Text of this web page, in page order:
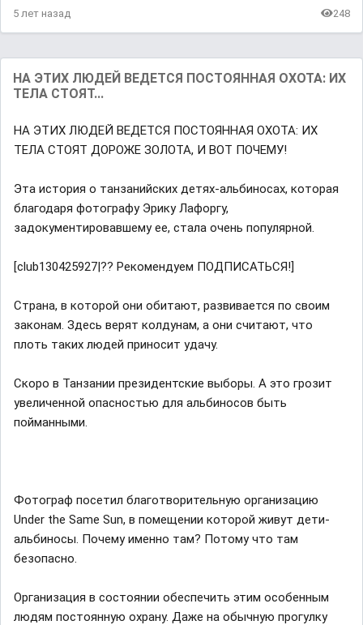
5 лет назад 248
НА ЭТИХ ЛЮДЕЙ ВЕДЕТСЯ ПОСТОЯННАЯ ОХОТА: ИХ
ТЕЛА СТОЯТ...
НА ЭТИХ ЛЮДЕЙ ВЕДЕТСЯ ПОСТОЯННАЯ ОХОТА: ИХ
ТЕЛА СТОЯТ ДОРОЖЕ ЗОЛОТА, И ВОТ ПОЧЕМУ!
Эта история о танзанийских детях-альбиносах, которая
благодаря фотографу Эрику Лафоргу,
задокументировавшему ее, стала очень популярной.
[club130425927|?? Рекомендуем ПОДПИСАТЬСЯ!]
Страна, в которой они обитают, развивается по своим
законам. Здесь верят колдунам, а они считают, что
плоть таких людей приносит удачу.
Скоро в Танзании президентские выборы. А это грозит
увеличенной опасностью для альбиносов быть
пойманными.
Фотограф посетил благотворительную организацию
Under the Same Sun, в помещении которой живут дети-
альбиносы. Почему именно там? Потому что там
безопасно.
Организация в состоянии обеспечить этим особенным
людям постоянную охрану. Даже на обычную прогулку